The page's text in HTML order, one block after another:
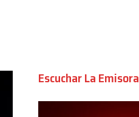
Escuchar La Emisora